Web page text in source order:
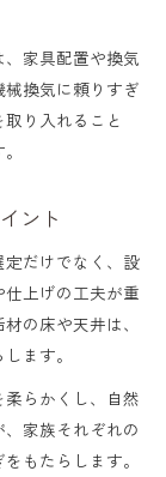
鍵
基本ポイン
健康と快
とメリッ
とシックハ
まる
もりと安心
家具配置や換気
換気に頼りすぎ
り入れること
ント
だけでなく、設
上げの工夫が重
の床や天井は、
ます。
らかくし、自然
家族それぞれの
もたらします。